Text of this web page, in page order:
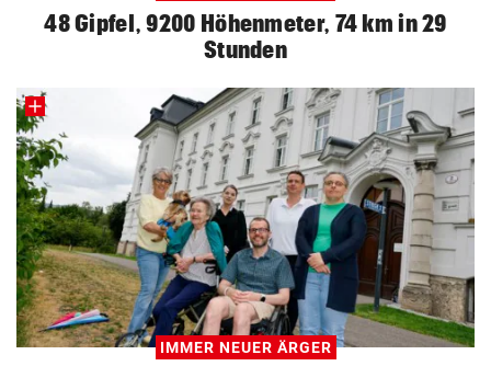
48 Gipfel, 9200 Höhenmeter, 74 km in 29
Stunden
IMMER NEUER ÄRGER